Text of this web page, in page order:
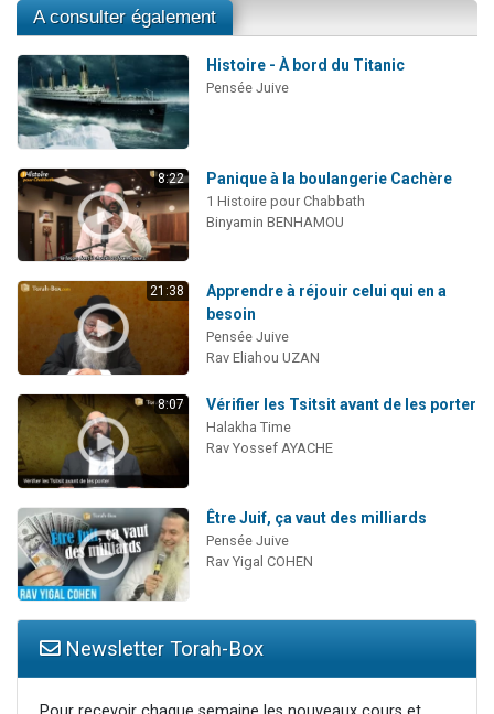
A consulter également
Histoire - À bord du Titanic
Pensée Juive
8:22 Panique à la boulangerie Cachère
1 Histoire pour Chabbath
Binyamin BENHAMOU
21:38
Apprendre à réjouir celui qui en a
besoin
Pensée Juive
Rav Eliahou UZAN
8:07 Vérifier les Tsitsit avant de les porter
Halakha Time
Rav Yossef AYACHE
Être Juif, ça vaut des milliards
Pensée Juive
Rav Yigal COHEN
Newsletter Torah-Box